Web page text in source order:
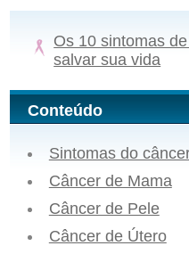
Os 10 sintomas
salvar sua vida
Conteúdo
Sintomas do
Câncer de Mama
Câncer de Pele
Câncer de Útero